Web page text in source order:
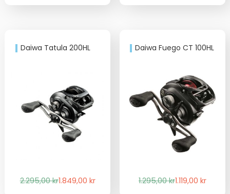
Daiwa Tatula 200HL
2.295,00krDet
1.849,00 kr
Det
Daiwa Fuego CT 100HL
1.295,00krDet
1.119,00 kr
Det